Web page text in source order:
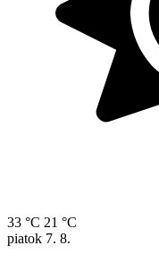
33 °C 21 °C
piatok 7. 8.